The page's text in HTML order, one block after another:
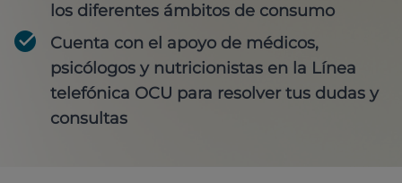
los diferentes ámbitos de consumo
Cuenta con el apoyo de médicos,
psicólogos y nutricionistas en la Línea
telefónica OCU para resolver tus dudas y
consultas